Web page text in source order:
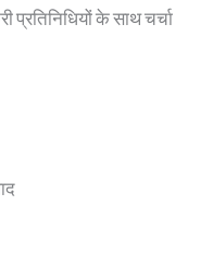
के साथ चर्चा